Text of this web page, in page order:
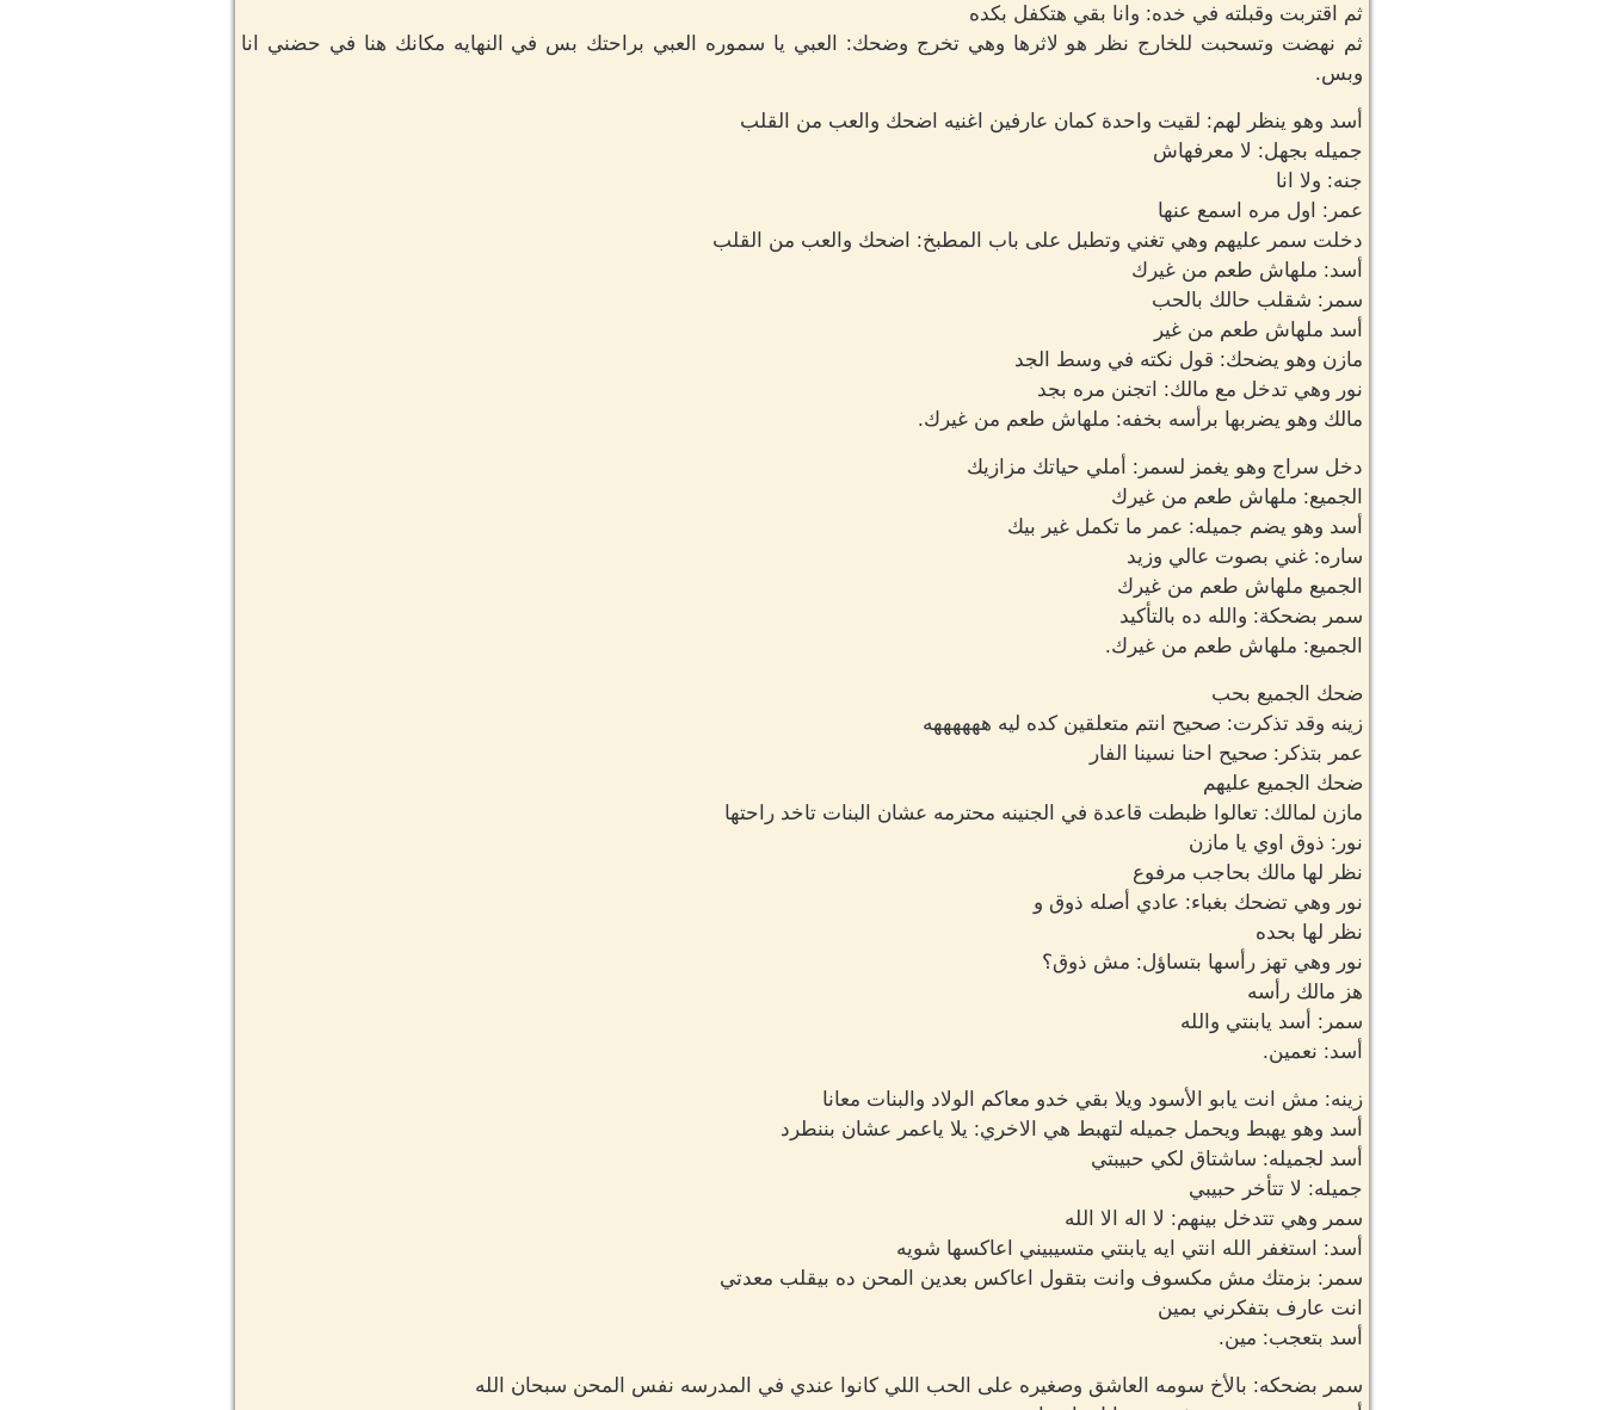
ثم اقتربت وقبلته في خده: وانا بقي هتكفل بكده
ثم نهضت وتسحبت للخارج نظر هو لاثرها وهي تخرج وضحك: العبي يا سموره العبي براحتك بس في النهايه مكانك هنا في حضني انا
وبس.
أسد وهو ينظر لهم: لقيت واحدة كمان عارفين اغنيه اضحك والعب من القلب
جميله بجهل: لا معرفهاش
جنه: ولا انا
عمر: اول مره اسمع عنها
دخلت سمر عليهم وهي تغني وتطبل على باب المطبخ: اضحك والعب من القلب
أسد: ملهاش طعم من غيرك
سمر: شقلب حالك بالحب
أسد ملهاش طعم من غير
مازن وهو يضحك: قول نكته في وسط الجد
نور وهي تدخل مع مالك: اتجنن مره بجد
مالك وهو يضربها برأسه بخفه: ملهاش طعم من غيرك.
دخل سراج وهو يغمز لسمر: أملي حياتك مزازيك
الجميع: ملهاش طعم من غيرك
أسد وهو يضم جميله: عمر ما تكمل غير بيك
ساره: غني بصوت عالي وزيد
الجميع ملهاش طعم من غيرك
سمر بضحكة: والله ده بالتأكيد
الجميع: ملهاش طعم من غيرك.
ضحك الجميع بحب
زينه وقد تذكرت: صحيح انتم متعلقين كده ليه ههههههه
عمر بتذكر: صحيح احنا نسينا الفار
ضحك الجميع عليهم
مازن لمالك: تعالوا ظبطت قاعدة في الجنينه محترمه عشان البنات تاخد راحتها
نور: ذوق اوي يا مازن
نظر لها مالك بحاجب مرفوع
نور وهي تضحك بغباء: عادي أصله ذوق و
نظر لها بحده
نور وهي تهز رأسها بتساؤل: مش ذوق؟
هز مالك رأسه
سمر: أسد يابنتي والله
أسد: نعمين.
زينه: مش انت يابو الأسود ويلا بقي خدو معاكم الولاد والبنات معانا
أسد وهو يهبط ويحمل جميله لتهبط هي الاخري: يلا ياعمر عشان بننطرد
أسد لجميله: ساشتاق لكي حبيبتي
جميله: لا تتأخر حبيبي
سمر وهي تتدخل بينهم: لا اله الا الله
أسد: استغفر الله انتي ايه يابنتي متسيبيني اعاكسها شويه
سمر: بزمتك مش مكسوف وانت بتقول اعاكس بعدين المحن ده بيقلب معدتي
انت عارف بتفكرني بمين
أسد بتعجب: مين.
سمر بضحكه: بالأخ سومه العاشق وصغيره على الحب اللي كانوا عندي في المدرسه نفس المحن سبحان الله